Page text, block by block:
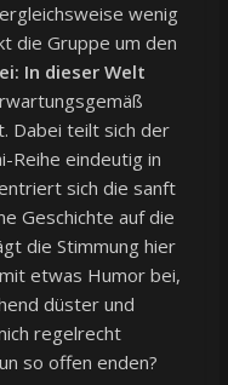
wenig
die Gruppe um den
In dieser Welt
Dabei teilt sich der
Reihe eindeutig in
sich die sanft
Geschichte auf die
die Stimmung hier
etwas Humor bei,
düster und
regelrecht
so offen enden?